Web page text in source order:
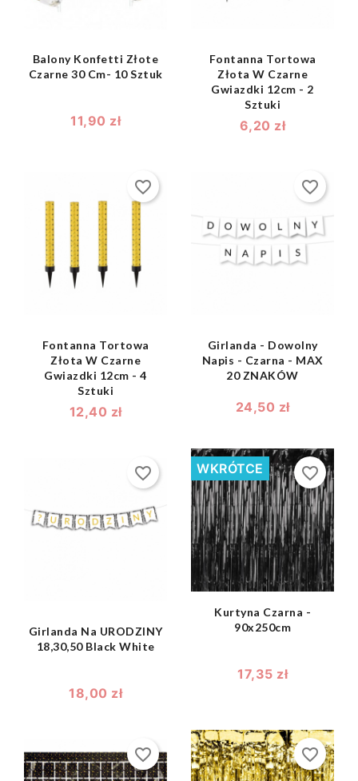
Balony Konfetti Złote
Czarne 30 Cm- 10 Sztuk
11,90 zł
Fontanna Tortowa
Złota W Czarne
Gwiazdki 12cm - 2
Sztuki
6,20 zł
shopping_bag
Fontanna Tortowa
Złota W Czarne
Gwiazdki 12cm - 4
Sztuki
12,40 zł
favorite_border
shopping_bag 
Girlanda - Dowolny
Napis - Czarna - MAX
20 ZNAKÓW
24,50 zł
favorite_border
shopping_bag 
Girlanda Na URODZINY
18,30,50 Black White
18,00 zł
favorite_border
shopping_bag 
Kurtyna Czarna -
90x250cm
17,35 zł
WKRÓTCE favorite_border
favorite_border favorite_border